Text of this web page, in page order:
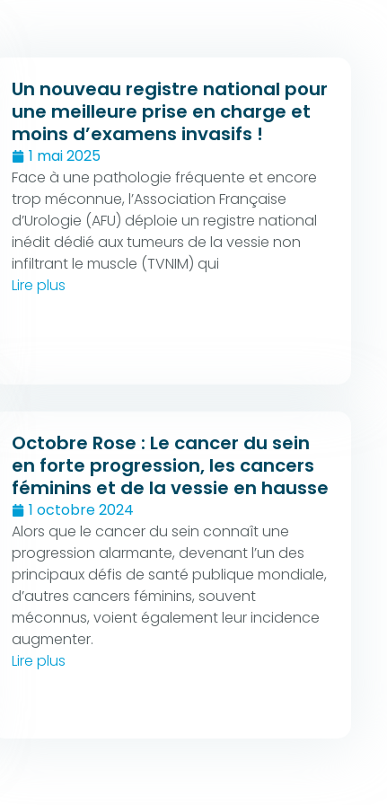
Un nouveau registre national pour
une meilleure prise en charge et
moins d’examens invasifs !
1 mai 2025
Face à une pathologie fréquente et encore
trop méconnue, l’Association Française
d’Urologie (AFU) déploie un registre national
inédit dédié aux tumeurs de la vessie non
infiltrant le muscle (TVNIM) qui
Lire plus
Octobre Rose : Le cancer du sein
en forte progression, les cancers
féminins et de la vessie en hausse
1 octobre 2024
Alors que le cancer du sein connaît une
progression alarmante, devenant l’un des
principaux défis de santé publique mondiale,
d’autres cancers féminins, souvent
méconnus, voient également leur incidence
augmenter.
Lire plus